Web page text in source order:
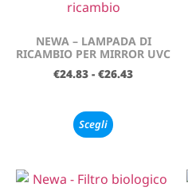
NEWA – LAMPADA DI
RICAMBIO PER MIRROR UVC
€24.83 - €26.43
Scegli